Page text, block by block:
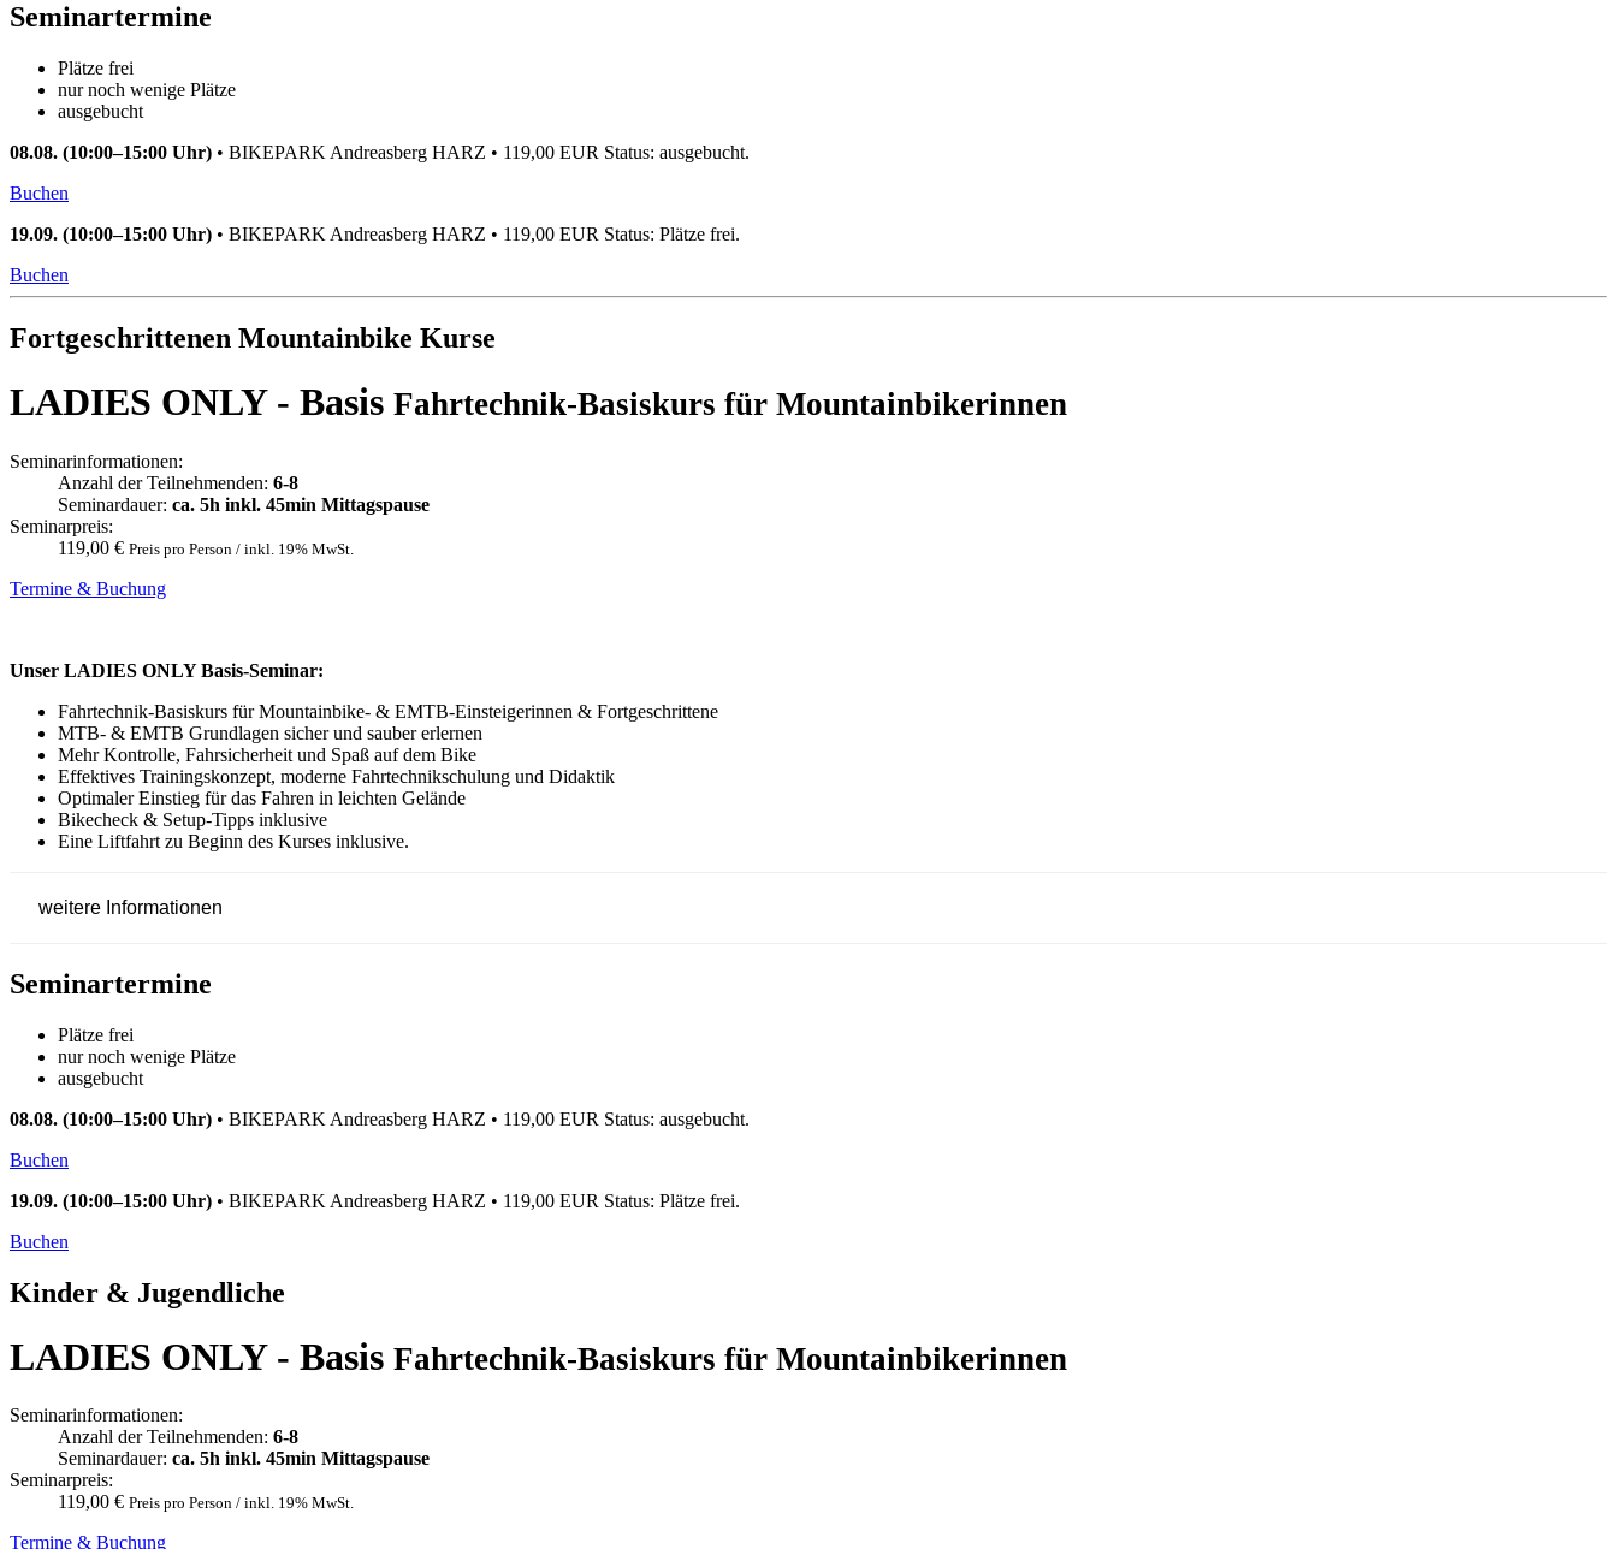
Seminartermine
Plätze frei
nur noch wenige Plätze
ausgebucht
08.08. (10:00–15:00 Uhr) • BIKEPARK Andreasberg HARZ • 119,00 EUR Status: ausgebucht.
Buchen
19.09. (10:00–15:00 Uhr) • BIKEPARK Andreasberg HARZ • 119,00 EUR Status: Plätze frei.
Buchen
Fortgeschrittenen Mountainbike Kurse
LADIES ONLY - Basis Fahrtechnik-Basiskurs für Mountainbikerinnen
Seminarinformationen:
Anzahl der Teilnehmenden: 6-8
Seminardauer: ca. 5h inkl. 45min Mittagspause
Seminarpreis:
119,00 € Preis pro Person / inkl. 19% MwSt.
Termine & Buchung
Unser LADIES ONLY Basis-Seminar:
Fahrtechnik-Basiskurs für Mountainbike- & EMTB-Einsteigerinnen & Fortgeschrittene
MTB- & EMTB Grundlagen sicher und sauber erlernen
Mehr Kontrolle, Fahrsicherheit und Spaß auf dem Bike
Effektives Trainingskonzept, moderne Fahrtechnikschulung und Didaktik
Optimaler Einstieg für das Fahren in leichten Gelände
Bikecheck & Setup-Tipps inklusive
Eine Liftfahrt zu Beginn des Kurses inklusive.
weitere Informationen
Seminartermine
Plätze frei
nur noch wenige Plätze
ausgebucht
08.08. (10:00–15:00 Uhr) • BIKEPARK Andreasberg HARZ • 119,00 EUR Status: ausgebucht.
Buchen
19.09. (10:00–15:00 Uhr) • BIKEPARK Andreasberg HARZ • 119,00 EUR Status: Plätze frei.
Buchen
Kinder & Jugendliche
LADIES ONLY - Basis Fahrtechnik-Basiskurs für Mountainbikerinnen
Seminarinformationen:
Anzahl der Teilnehmenden: 6-8
Seminardauer: ca. 5h inkl. 45min Mittagspause
Seminarpreis:
119,00 € Preis pro Person / inkl. 19% MwSt.
Termine & Buchung